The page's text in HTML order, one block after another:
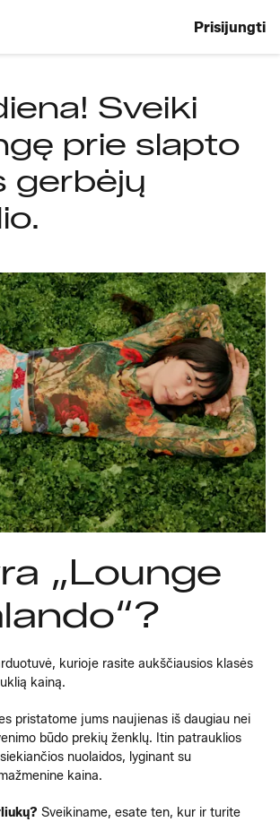
Prisijungti
Sveiki
prie slapto
gerbėjų
„Lounge
kurioje rasite aukščiausios klasės
kainą.
pristatome jums naujienas iš daugiau nei
būdo prekių ženklų. Itin patrauklios
nuolaidos, lyginant su
kaina.
Sveikiname, esate ten, kur ir turite